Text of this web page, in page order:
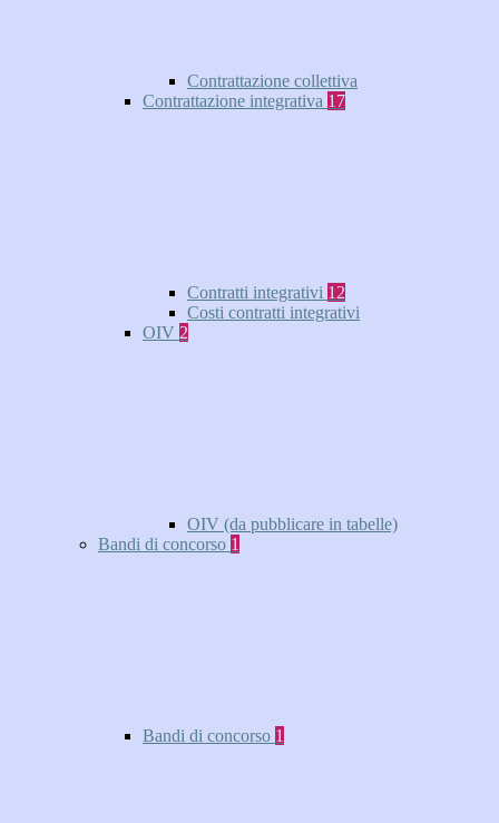
Contrattazione collettiva
Contrattazione integrativa 17
Contratti integrativi 12
Costi contratti integrativi
OIV 2
OIV (da pubblicare in tabelle)
Bandi di concorso 1
Bandi di concorso 1